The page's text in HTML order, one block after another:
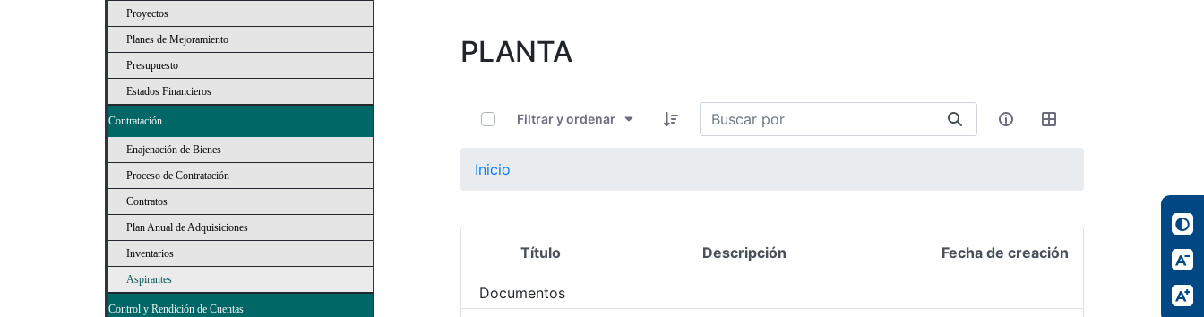
Proyectos
Planes de Mejoramiento
Presupuesto
Estados Financieros
Contratación
Enajenación de Bienes
Proceso de Contratación
Contratos
Plan Anual de Adquisiciones
Inventarios
Aspirantes
Control y Rendición de Cuentas
PLANTA
Filtrar y ordenar
Inicio
Selección del elemento
Título Descripción Fecha de creación
Documentos